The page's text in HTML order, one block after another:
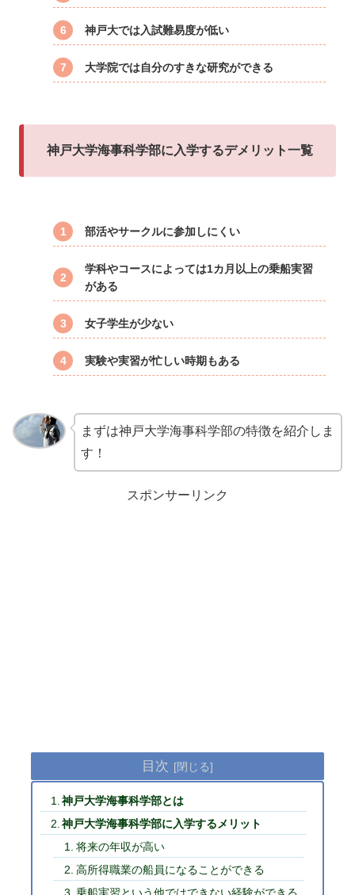
神戸大では入試難易度が低い
大学院では自分のすきな研究ができる
神戸大学海事科学部に入学するデメリット一覧
部活やサークルに参加しにくい
学科やコースによっては1カ月以上の乗船実習
がある
女子学生が少ない
実験や実習が忙しい時期もある
まずは神戸大学海事科学部の特徴を紹介しま
す！
スポンサーリンク
目次
神戸大学海事科学部とは
神戸大学海事科学部に入学するメリット
将来の年収が高い
高所得職業の船員になることができる
乗船実習という他ではできない経験ができる